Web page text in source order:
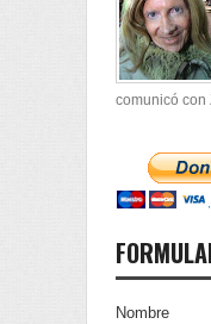
comunicó con
Nombre